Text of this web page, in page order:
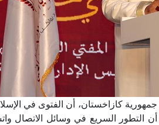
جمهورية كازاخستان، أن الفتوى في
التطور السريع في وسائل الاتصال